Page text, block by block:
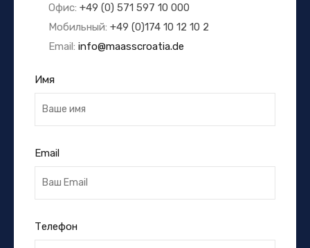
Офис: +49 (0) 571 597 10 000
Мобильный: +49 (0)174 10 12 10 2
Email: info@maasscroatia.de
Имя
Email
Телефон